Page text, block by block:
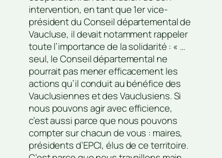
intervention, en tant que 1er vice-
président du Conseil départemental de
Vaucluse, il devait notamment rappeler
toute l’importance de la solidarité : « …
seul, le Conseil départemental ne
pourrait pas mener efficacement les
actions qu’il conduit au bénéfice des
Vauclusiennes et des Vauclusiens. Si
nous pouvons agir avec efficience,
c’est aussi parce que nous pouvons
compter sur chacun de vous : maires,
présidents d’EPCI, élus de ce territoire.